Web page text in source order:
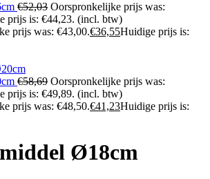
€52,03 Oorspronkelijke prijs was:
prijs is: €44,23. (incl. btw)
prijs was: €43,00.€36,55Huidige prijs is:
€58,69 Oorspronkelijke prijs was:
prijs is: €49,89. (incl. btw)
prijs was: €48,50.€41,23Huidige prijs is:
Ø18cm